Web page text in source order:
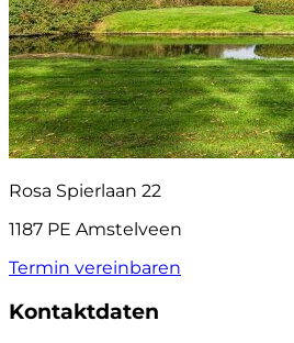
Rosa Spierlaan 22
1187 PE Amstelveen
Termin vereinbaren
Kontaktdaten